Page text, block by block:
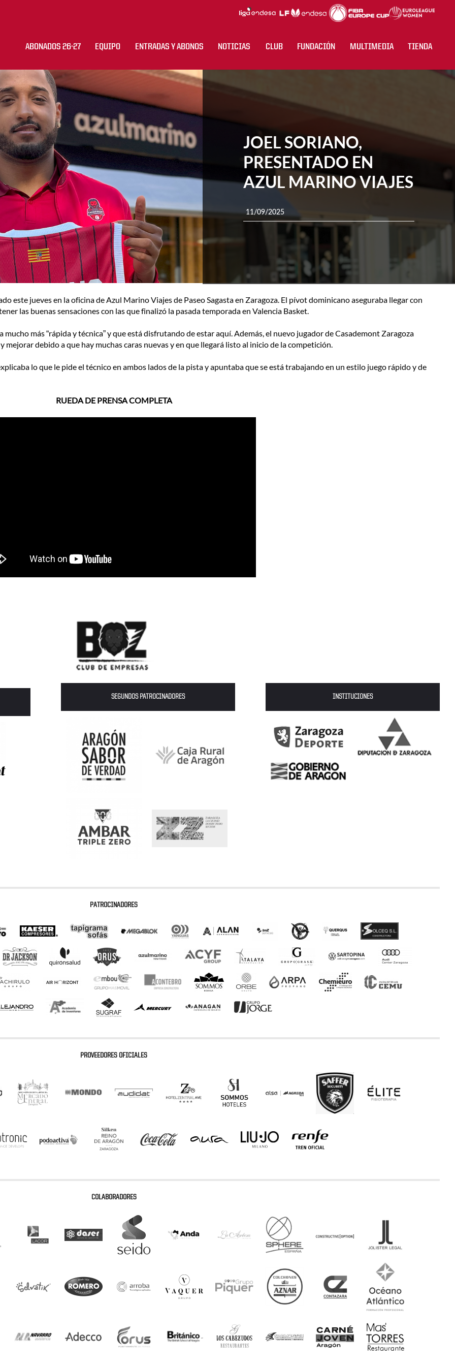
ABONADOS 26-27 EQUIPO ENTRADAS Y ABONOS NOTICIAS CLUB FUNDACIÓN MULTIMEDIA TIENDA
JOEL SORIANO,
PRESENTADO EN
AZUL MARINO VIAJES
11/09/2025
este jueves en la oficina de Azul Marino Viajes de Paseo Sagasta en Zaragoza. El pívot dominicano aseguraba llegar con
las buenas sensaciones con las que finalizó la pasada temporada en Valencia Basket.
mucho más “rápida y técnica” y que está disfrutando de estar aquí. Además, el nuevo jugador de Casademont Zaragoza
debido a que hay muchas caras nuevas y en que llegará listo al inicio de la competición.
lo que le pide el técnico en ambos lados de la pista y apuntaba que se está trabajando en un estilo juego rápido y de
RUEDA DE PRENSA COMPLETA
SEGUNDOS PATROCINADORES INSTITUCIONES
PATROCINADORES
PROVEEDORES OFICIALES
COLABORADORES